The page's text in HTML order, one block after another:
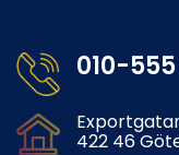
010-
422 46